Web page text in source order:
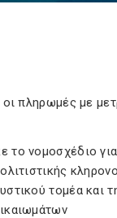
οι πληρωμές με
το νομοσχέδιο για
τομέα και